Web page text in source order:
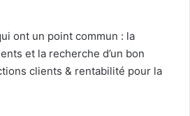
ont un point commun : la
et la recherche d’un bon
clients & rentabilité pour la